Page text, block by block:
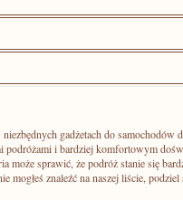
gadżetach do
podróżami i bardziej komfortowym
może sprawić, że podróż stanie się
mogłeś znaleźć na naszej liście,⁢